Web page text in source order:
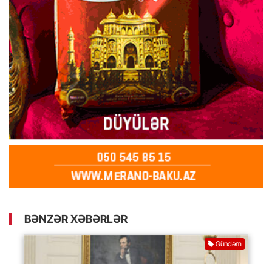
BƏNZƏR XƏBƏRLƏR
Gündəm